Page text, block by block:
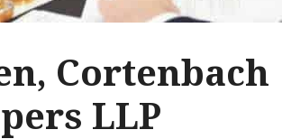
Cortenbach
LLP